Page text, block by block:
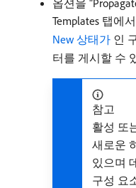
옵션을
Templates 탭에
New 상태가 ​ 인
터를 게시할 수
참고
활성 또
새로운
있으며
구성 요